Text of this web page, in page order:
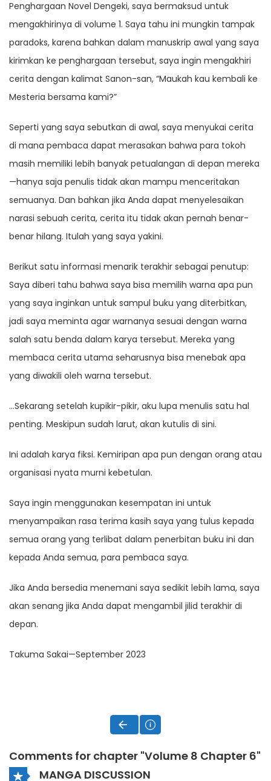
Penghargaan Novel Dengeki, saya bermaksud untuk
mengakhirinya di volume 1. Saya tahu ini mungkin tampak
paradoks, karena bahkan dalam manuskrip awal yang saya
kirimkan ke penghargaan tersebut, saya ingin mengakhiri
cerita dengan kalimat Sanon-san, “Maukah kau kembali ke
Mesteria bersama kami?”
Seperti yang saya sebutkan di awal, saya menyukai cerita
di mana pembaca dapat merasakan bahwa para tokoh
masih memiliki lebih banyak petualangan di depan mereka
—hanya saja penulis tidak akan mampu menceritakan
semuanya. Dan bahkan jika Anda dapat menyelesaikan
narasi sebuah cerita, cerita itu tidak akan pernah benar-
benar hilang. Itulah yang saya yakini.
Berikut satu informasi menarik terakhir sebagai penutup:
Saya diberi tahu bahwa saya bisa memilih warna apa pun
yang saya inginkan untuk sampul buku yang diterbitkan,
jadi saya meminta agar warnanya sesuai dengan warna
salah satu benda dalam karya tersebut. Mereka yang
membaca cerita utama seharusnya bisa menebak apa
yang diwakili oleh warna tersebut.
…Sekarang setelah kupikir-pikir, aku lupa menulis satu hal
penting. Meskipun sudah larut, akan kutulis di sini.
Ini adalah karya fiksi. Kemiripan apa pun dengan orang atau
organisasi nyata murni kebetulan.
Saya ingin menggunakan kesempatan ini untuk
menyampaikan rasa terima kasih saya yang tulus kepada
semua orang yang terlibat dalam penerbitan buku ini dan
kepada Anda semua, para pembaca saya.
Jika Anda bersedia menemani saya sedikit lebih lama, saya
akan senang jika Anda dapat mengambil jilid terakhir di
depan.
Takuma Sakai—September 2023
Comments for chapter "Volume 8 Chapter 6"
MANGA DISCUSSION